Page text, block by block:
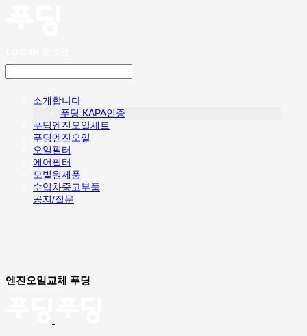
소개합니다
푸딩 KAPA인증
푸딩엔진오일세트
푸딩엔진오일
오일필터
에어필터
모빌원제품
수입차중고부품
공지/질문
엔진오일교체 푸딩